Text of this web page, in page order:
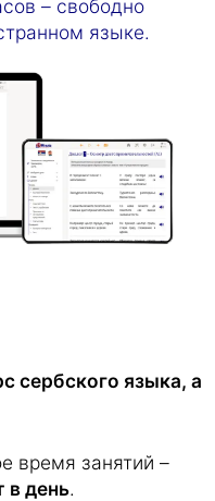
– свободно
языке.
сербского языка, а
время занятий –
в день.